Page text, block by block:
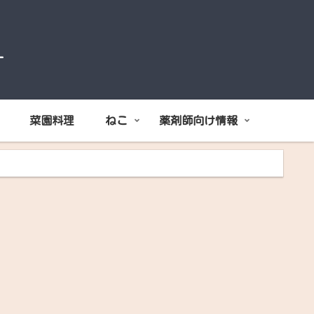
菜園料理 ねこ 薬剤師向け情報